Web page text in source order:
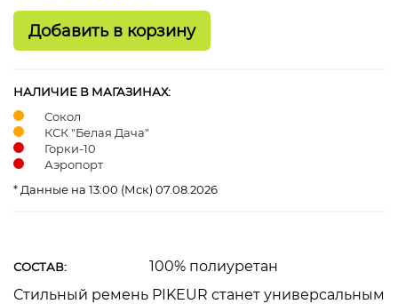
НАЛИЧИЕ В МАГАЗИНАХ:
Сокол
КСК "Белая Дача"
Горки-10
Аэропорт
* Данные на 13:00 (Мск) 07.08.2026
СОСТАВ:
100% полиуретан
Стильный ремень PIKEUR станет универсальным